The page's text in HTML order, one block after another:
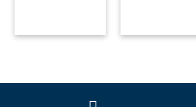
Bonjour ! Je suis votre expert